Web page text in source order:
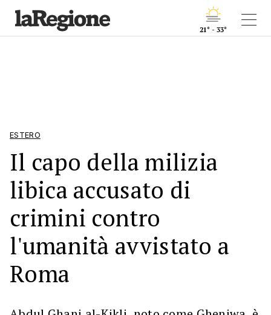
21° - 33°
ESTERO
Il capo della milizia
libica accusato di
crimini contro
l'umanità avvistato a
Roma